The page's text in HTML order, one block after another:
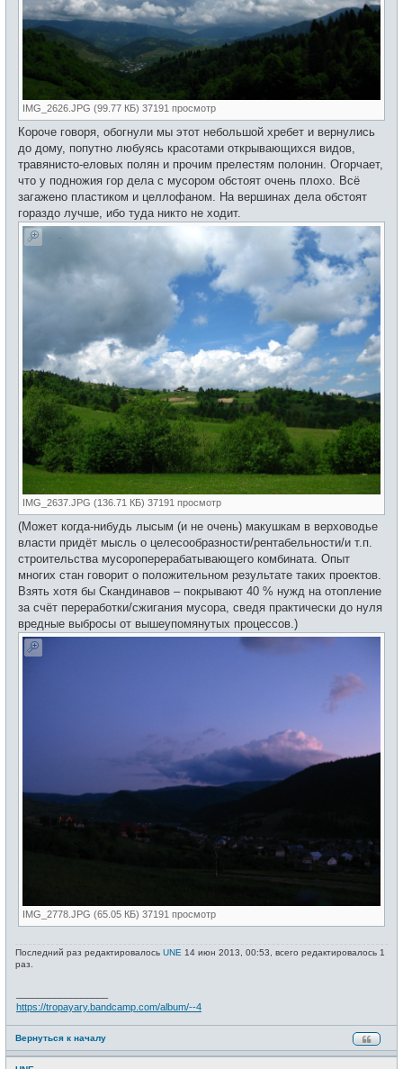
IMG_2626.JPG (99.77 КБ) 37191 просмотр
Короче говоря, обогнули мы этот небольшой хребет и вернулись
до дому, попутно любуясь красотами открывающихся видов,
травянисто-еловых полян и прочим прелестям полонин. Огорчает,
что у подножия гор дела с мусором обстоят очень плохо. Всё
загажено пластиком и целлофаном. На вершинах дела обстоят
гораздо лучше, ибо туда никто не ходит.
IMG_2637.JPG (136.71 КБ) 37191 просмотр
(Может когда-нибудь лысым (и не очень) макушкам в верховодье
власти придёт мысль о целесообразности/рентабельности/и т.п.
строительства мусороперерабатывающего комбината. Опыт
многих стан говорит о положительном результате таких проектов.
Взять хотя бы Скандинавов – покрывают 40 % нужд на отопление
за счёт переработки/сжигания мусора, сведя практически до нуля
вредные выбросы от вышеупомянутых процессов.)
IMG_2778.JPG (65.05 КБ) 37191 просмотр
Последний раз редактировалось UNE 14 июн 2013, 00:53, всего редактировалось 1
раз.
https://tropayary.bandcamp.com/album/--4
Вернуться к началу